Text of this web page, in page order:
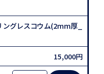
グレスコウム(2mm厚_
15,000円